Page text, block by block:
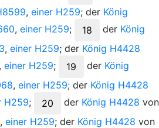
, einer H259; der König
, einer H259; 18 der König
, einer H259; der König H4428
, einer H259; 19 der König
, einer H259; der König H4428
H259; 20 der König H4428 von
, einer H259; der König H4428 von